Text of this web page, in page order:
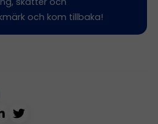
och kom tillbaka!